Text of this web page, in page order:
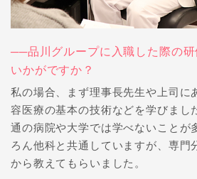
──品川グループに入職した際の研
いかがですか？
私の場合、まず理事長先生や上司に
容医療の基本の技術などを学びまし
通の病院や大学では学べないことが
ろん他科と共通していますが、専門
から教えてもらいました。